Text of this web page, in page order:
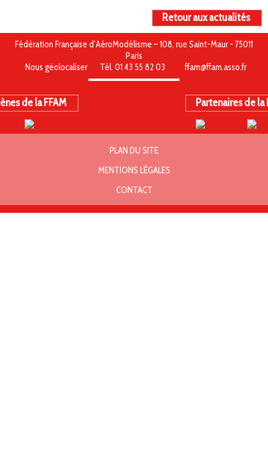
Retour aux actualités
Fédération Française d’AéroModélisme – 108, rue Saint-Maur - 75011
Paris
Nous géolocaliser
Tél. 01 43 55 82 03 ffam@ffam.asso.fr
de la FFAM Partenaires de la
PLAN DU SITE
MENTIONS LÉGALES
CONTACT